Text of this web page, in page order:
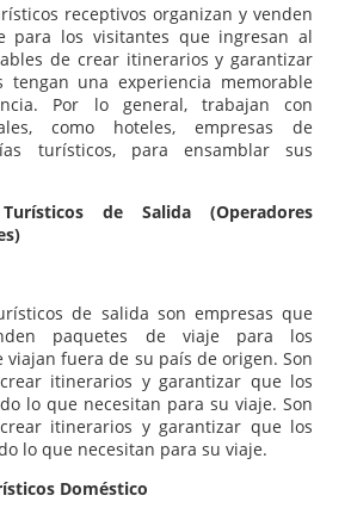
receptivos organizan y venden
para los visitantes que ingresan al
de crear itinerarios y garantizar
tengan una experiencia memorable
Por lo general, trabajan con
como hoteles, empresas de
turísticos, para ensamblar sus
de Salida (Operadores
de salida son empresas que
paquetes de viaje para los
viajan fuera de su país de origen. Son
itinerarios y garantizar que los
lo que necesitan para su viaje. Son
itinerarios y garantizar que los
lo que necesitan para su viaje.
Doméstico